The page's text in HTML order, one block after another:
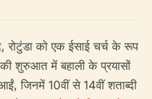
रोटुंडा को एक ईसाई चर्च के रूप
की शुरुआत में बहाली के प्रयासों
जिनमें 10वीं से 14वीं शताब्दी